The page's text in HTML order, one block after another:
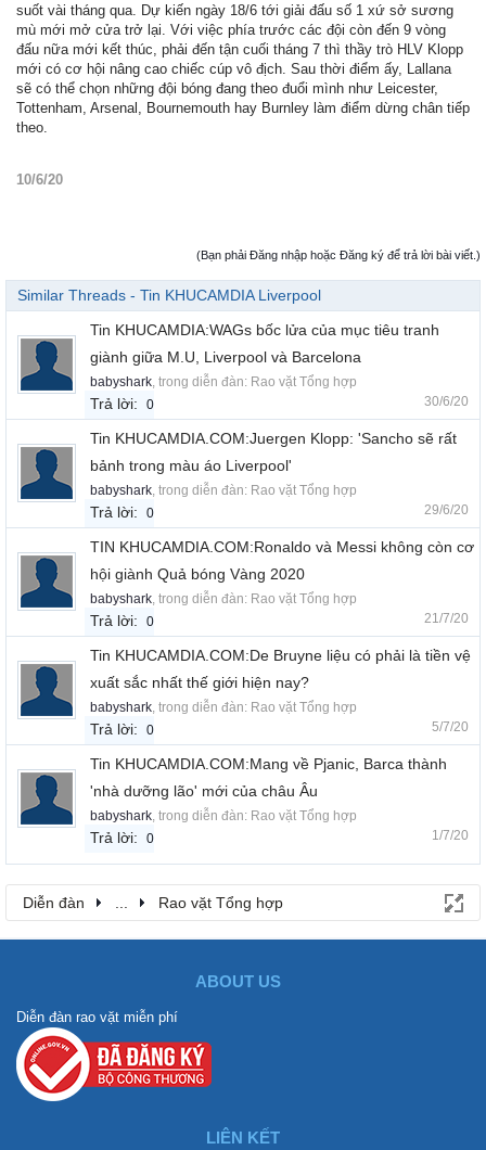
suốt vài tháng qua. Dự kiến ngày 18/6 tới giải đấu số 1 xứ sở sương
mù mới mở cửa trở lại. Với việc phía trước các đội còn đến 9 vòng
đấu nữa mới kết thúc, phải đến tận cuối tháng 7 thì thầy trò HLV Klopp
mới có cơ hội nâng cao chiếc cúp vô địch. Sau thời điểm ấy, Lallana
sẽ có thể chọn những đội bóng đang theo đuổi mình như Leicester,
Tottenham, Arsenal, Bournemouth hay Burnley làm điểm dừng chân tiếp
theo.
10/6/20
(Bạn phải Đăng nhập hoặc Đăng ký để trả lời bài viết.)
Similar Threads - Tin KHUCAMDIA Liverpool
Tin KHUCAMDIA:WAGs bốc lửa của mục tiêu tranh
giành giữa M.U, Liverpool và Barcelona
babyshark , trong diễn đàn: Rao vặt Tổng hợp
Trả lời: 0 30/6/20
Tin KHUCAMDIA.COM:Juergen Klopp: 'Sancho sẽ rất
bảnh trong màu áo Liverpool'
babyshark , trong diễn đàn: Rao vặt Tổng hợp
Trả lời: 0 29/6/20
TIN KHUCAMDIA.COM:Ronaldo và Messi không còn cơ
hội giành Quả bóng Vàng 2020
babyshark , trong diễn đàn: Rao vặt Tổng hợp
Trả lời: 0 21/7/20
Tin KHUCAMDIA.COM:De Bruyne liệu có phải là tiền vệ
xuất sắc nhất thế giới hiện nay?
babyshark , trong diễn đàn: Rao vặt Tổng hợp
Trả lời: 0 5/7/20
Tin KHUCAMDIA.COM:Mang về Pjanic, Barca thành
'nhà dưỡng lão' mới của châu Âu
babyshark , trong diễn đàn: Rao vặt Tổng hợp
Trả lời: 0 1/7/20
Diễn đàn Rao vặt Tổng hợp
ABOUT US
Diễn đàn rao vặt miễn phí
LIÊN KẾT